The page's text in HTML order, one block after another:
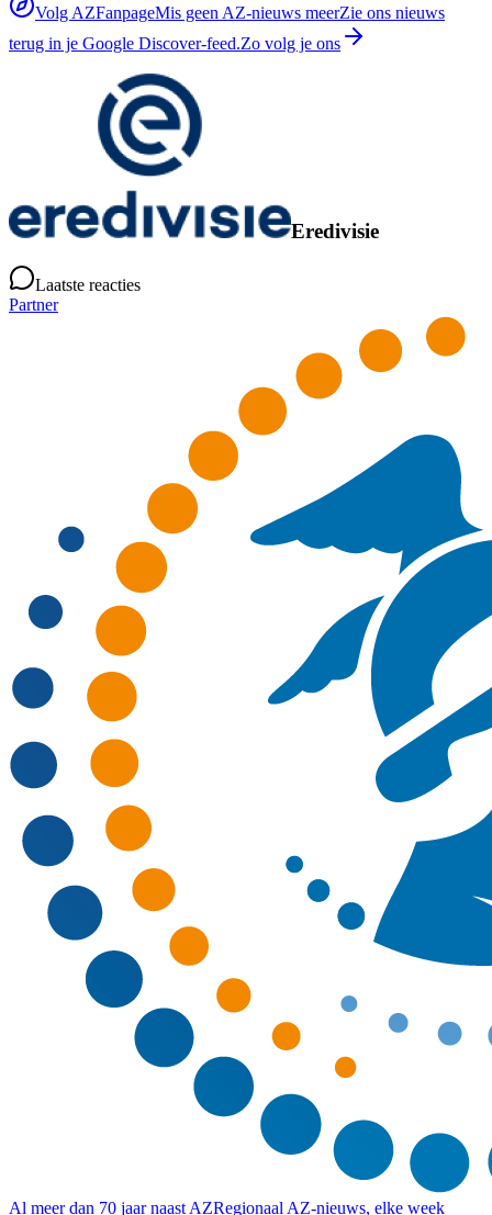
Volg AZFanpageMis geen AZ-nieuws meerZie ons nieuws
terug in je Google Discover-feed.Zo volg je ons
Eredivisie
Laatste reacties
Partner
Al meer dan 70 jaar naast AZRegionaal AZ-nieuws, elke week